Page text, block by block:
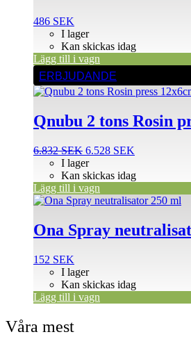
486 SEK
I lager
Kan skickas idag
Lägg till i vagn
ERBJUDANDE
Qnubu 2 tons Rosin
6.832SEK Det
ursprungliga
priset
var:
6.832 SEK.
6.528 SEK
priset
6.528 SEK.
I lager
Kan skickas idag
Lägg till i vagn
Ona Spray
152 SEK
I lager
Kan skickas idag
Lägg till i vagn
Våra mest